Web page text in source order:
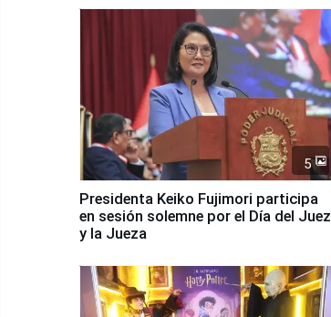
5
Presidenta Keiko Fujimori participa
en sesión solemne por el Día del Juez
y la Jueza